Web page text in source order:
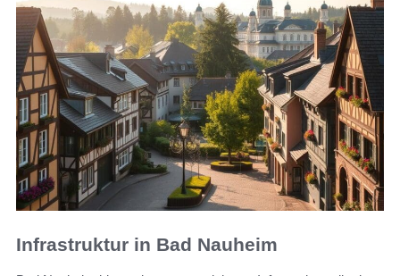
Infrastruktur in Bad Nauheim